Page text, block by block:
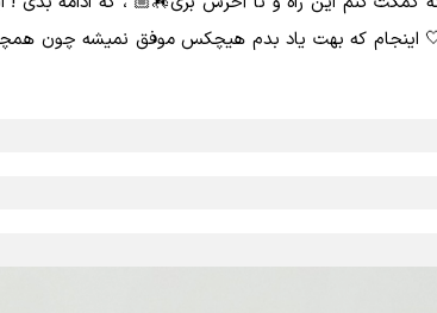
اینجام که بهت یاد بدم هیچکس موفق نمیشه